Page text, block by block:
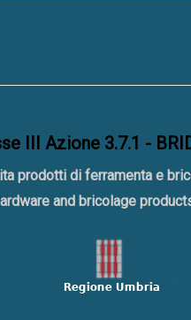
III Azione 3.7.1 -
prodotti di ferramenta e
and bricolage